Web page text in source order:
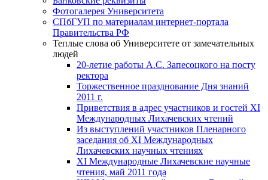
Фотогалерея Университета
СПбГУП по материалам интернет-портала
Правительства РФ
Теплые слова об Университете от замечательных
людей
20-летие работы А.С. Запесоцкого на посту
ректора
Торжественное празднование Дня знаний
2011 г.
Приветствия в адрес участников и гостей XI
Международных Лихачевских чтений
Из выступлений участников Пленарного
заседания об XI Международных
Лихачевских научных чтениях
XI Международные Лихачевские научные
чтения, май 2011 года